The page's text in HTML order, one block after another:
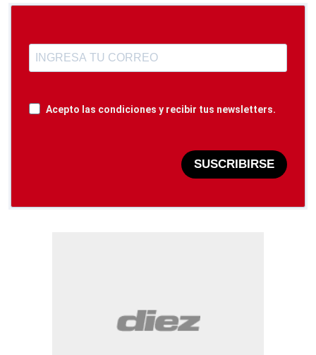
Acepto las condiciones y recibir tus newsletters.
SUSCRIBIRSE